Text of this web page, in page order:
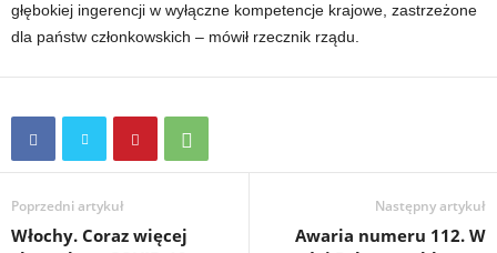
głębokiej ingerencji w wyłączne kompetencje krajowe, zastrzeżone
dla państw członkowskich – mówił rzecznik rządu.
Poprzedni artykuł
Włochy. Coraz więcej
Następny artykuł
Awaria numeru 112. W